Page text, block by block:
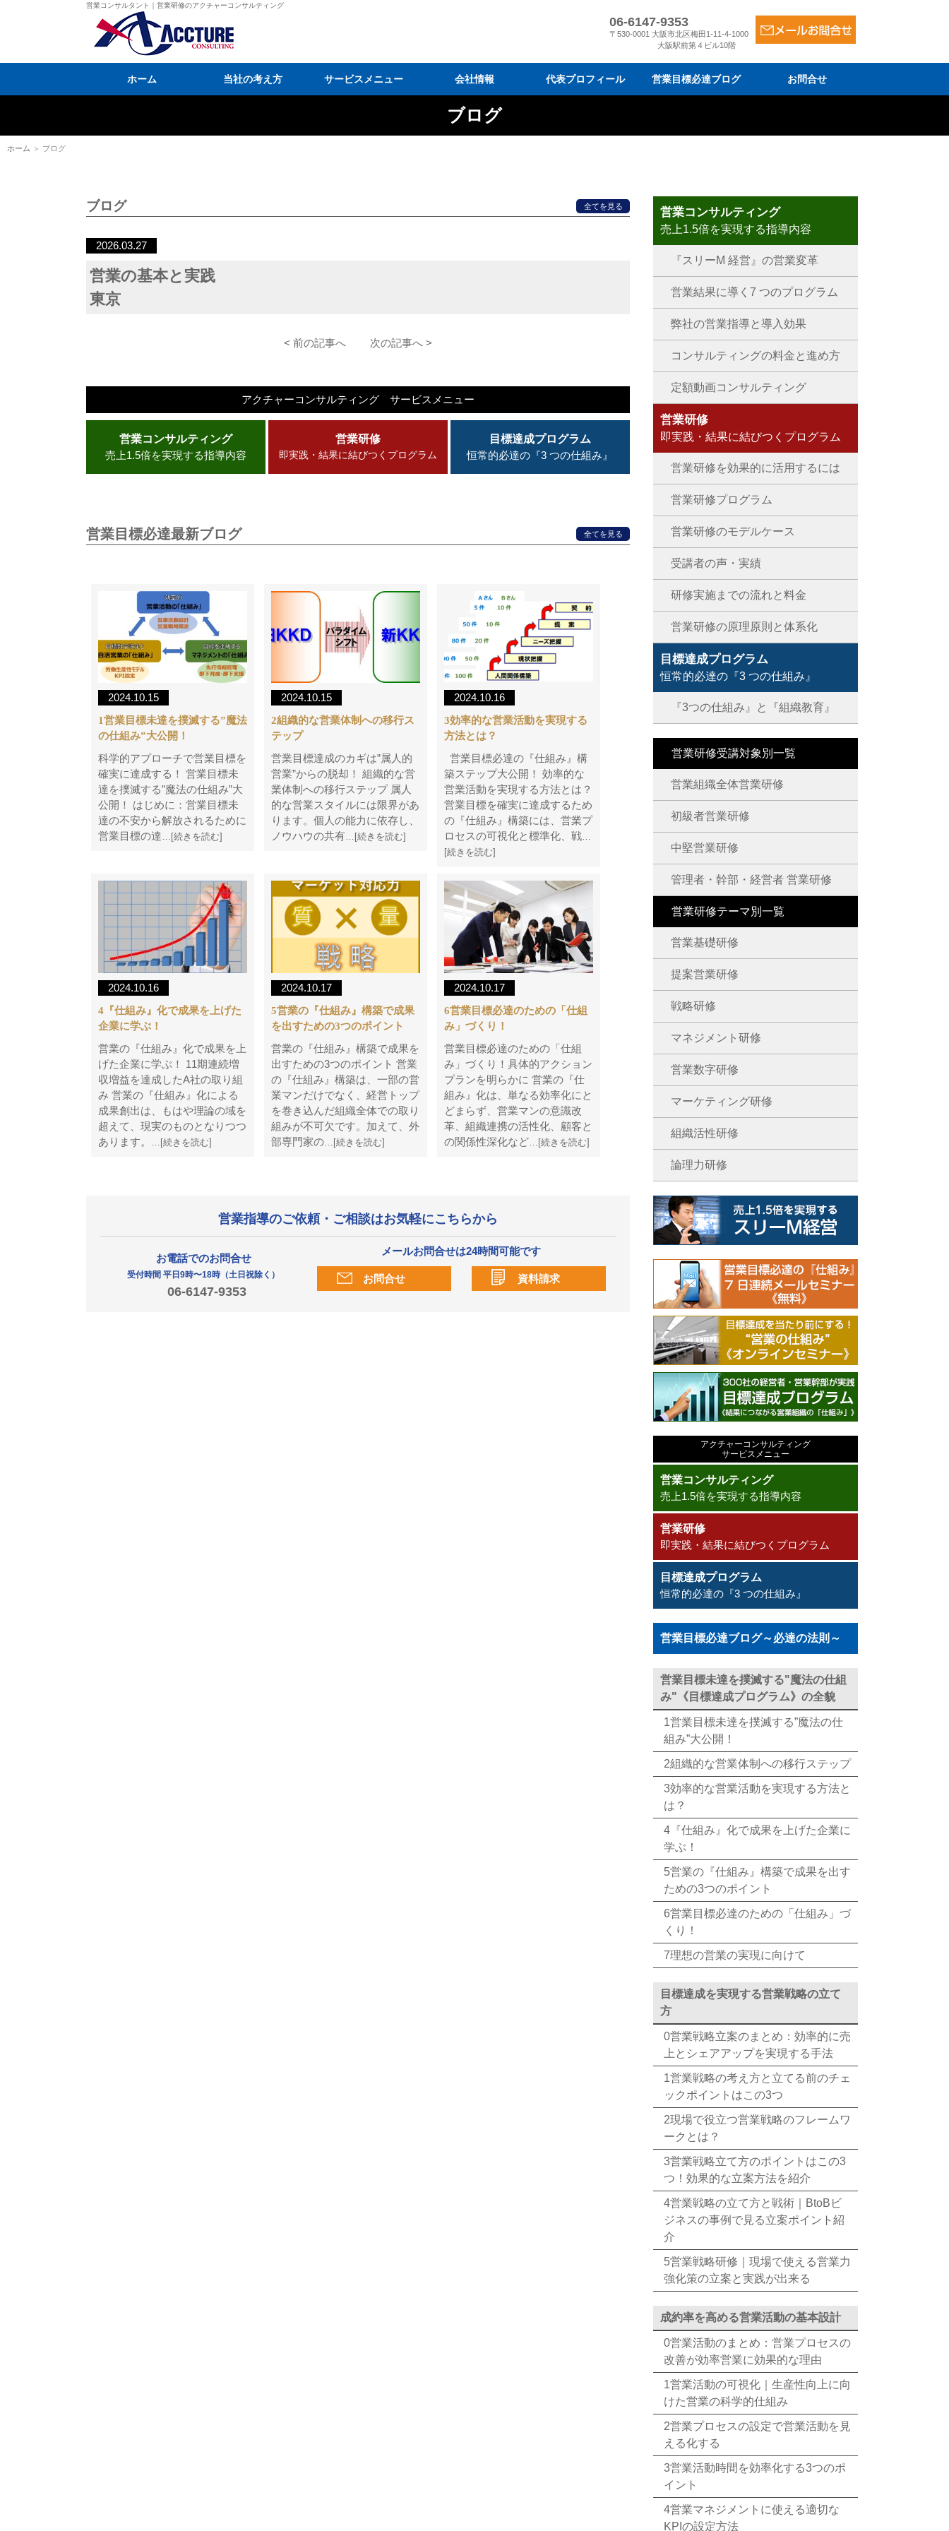
営業コンサルタント｜営業研修のアクチャーコンサルティング
06-6147-9353
〒530-0001 大阪市北区梅田1-11-4-1000
大阪駅前第４ビル10階
ホーム 当社の考え方 サービスメニュー 会社情報
会社情報
メディア掲載
代表プロフィール 営業目標必達ブログ お問合せ
ブログ
ホーム ＞ ブログ
ブログ 全てを見る
2026.03.27
営業の基本と実践
東京
< 前の記事へ 次の記事へ >
アクチャーコンサルティング サービスメニュー
営業コンサルティング
売上1.5倍を実現する指導内容
営業研修
即実践・結果に結びつくプログラム
目標達成プログラム
恒常的必達の『3 つの仕組み』
営業目標必達最新ブログ 全てを見る
2024.10.15
1営業目標未達を撲滅する”魔法
の仕組み”大公開！
科学的アプローチで営業目標を
確実に達成する！ 営業目標未
達を撲滅する”魔法の仕組み”大
公開！ はじめに：営業目標未
達の不安から解放されるために
営業目標の達…[続きを読む]
2024.10.15
2組織的な営業体制への移行ス
テップ
営業目標達成のカギは”属人的
営業”からの脱却！ 組織的な営
業体制への移行ステップ 属人
的な営業スタイルには限界があ
ります。個人の能力に依存し、
ノウハウの共有…[続きを読む]
2024.10.16
3効率的な営業活動を実現する
方法とは？
営業目標必達の『仕組み』構
築ステップ大公開！ 効率的な
営業活動を実現する方法とは？
営業目標を確実に達成するため
の『仕組み』構築には、営業プ
ロセスの可視化と標準化、戦…
[続きを読む]
2024.10.16
4『仕組み』化で成果を上げた
企業に学ぶ！
営業の『仕組み』化で成果を上
げた企業に学ぶ！ 11期連続増
収増益を達成したA社の取り組
み 営業の『仕組み』化による
成果創出は、もはや理論の域を
超えて、現実のものとなりつつ
あります。
…[続きを読む]
2024.10.17
5営業の『仕組み』構築で成果
を出すための3つのポイント
営業の『仕組み』構築で成果を
出すための3つのポイント 営業
の『仕組み』構築は、一部の営
業マンだけでなく、経営トップ
を巻き込んだ組織全体での取り
組みが不可欠です。加えて、外
部専門家の …[続きを読む]
2024.10.17
6営業目標必達のための「仕組
み」づくり！
営業目標必達のための「仕組
み」づくり！具体的アクション
プランを明らかに 営業の『仕
組み』化は、単なる効率化にと
どまらず、営業マンの意識改
革、組織連携の活性化、顧客と
の関係性深化など …[続きを読む]
営業指導のご依頼・ご相談はお気軽にこちらから
お電話でのお問合せ
受付時間 平日9時〜18時（土日祝除く）
06-6147-9353
メールお問合せは24時間可能です
お問合せ 資料請求
営業コンサルティング
売上1.5倍を実現する指導内容
『スリーM 経営』の営業変革
営業結果に導く7 つのプログラム
弊社の営業指導と導入効果
コンサルティングの料金と進め方
定額動画コンサルティング
営業研修
即実践・結果に結びつくプログラム
営業研修を効果的に活用するには
営業研修プログラム
営業研修のモデルケース
受講者の声・実績
研修実施までの流れと料金
営業研修の原理原則と体系化
目標達成プログラム
恒常的必達の『3 つの仕組み』
『3つの仕組み』と『組織教育』
営業研修受講対象別一覧
営業組織全体営業研修
初級者営業研修
中堅営業研修
管理者・幹部・経営者 営業研修
営業研修テーマ別一覧
営業基礎研修
提案営業研修
戦略研修
マネジメント研修
営業数字研修
マーケティング研修
組織活性研修
論理力研修
アクチャーコンサルティング
サービスメニュー
営業コンサルティング
売上1.5倍を実現する指導内容
営業研修
即実践・結果に結びつくプログラム
目標達成プログラム
恒常的必達の『3 つの仕組み』
営業目標必達ブログ～必達の法則～
営業目標未達を撲滅する"魔法の仕組
み"《目標達成プログラム》の全貌
1営業目標未達を撲滅する”魔法の仕
組み”大公開！
2組織的な営業体制への移行ステップ
3効率的な営業活動を実現する方法と
は？
4『仕組み』化で成果を上げた企業に
学ぶ！
5営業の『仕組み』構築で成果を出す
ための3つのポイント
6営業目標必達のための「仕組み」づ
くり！
7理想の営業の実現に向けて
目標達成を実現する営業戦略の立て
方
0営業戦略立案のまとめ：効率的に売
上とシェアアップを実現する手法
1営業戦略の考え方と立てる前のチェ
ックポイントはこの3つ
2現場で役立つ営業戦略のフレームワ
ークとは？
3営業戦略立て方のポイントはこの3
つ！効果的な立案方法を紹介
4営業戦略の立て方と戦術｜BtoBビ
ジネスの事例で見る立案ポイント紹
介
5営業戦略研修｜現場で使える営業力
強化策の立案と実践が出来る
成約率を高める営業活動の基本設計
0営業活動のまとめ：営業プロセスの
改善が効率営業に効果的な理由
1営業活動の可視化｜生産性向上に向
けた営業の科学的仕組み
2営業プロセスの設定で営業活動を見
える化する
3営業活動時間を効率化する3つのポ
イント
4営業マネジメントに使える適切な
KPIの設定方法